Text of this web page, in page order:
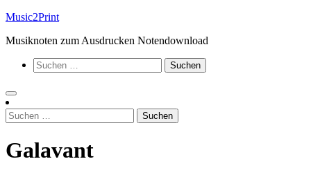
Zum
springen
Music2Print
Musiknoten zum Ausdrucken Notendownload
Suchen
nach:
Suchen
nach:
Galavant